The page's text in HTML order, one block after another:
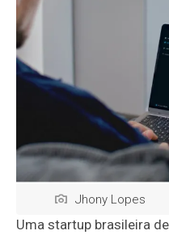
Jhony Lopes
Uma startup brasileira